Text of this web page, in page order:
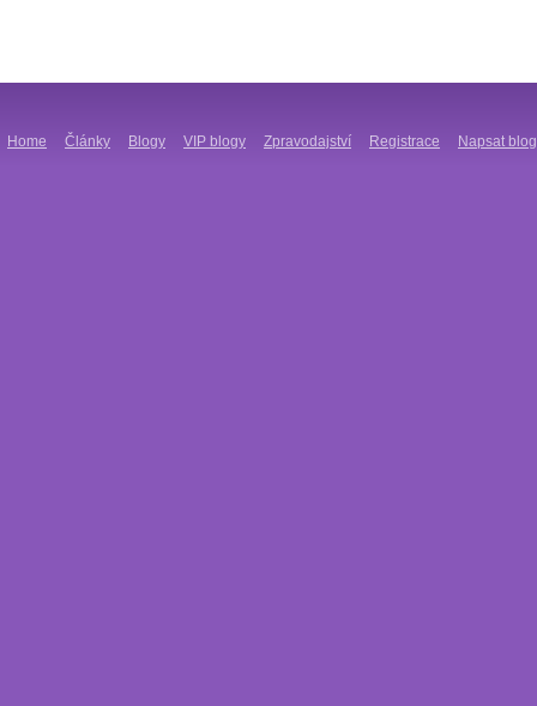
Home Články Blogy VIP blogy Zpravodajství Registrace Napsat blog